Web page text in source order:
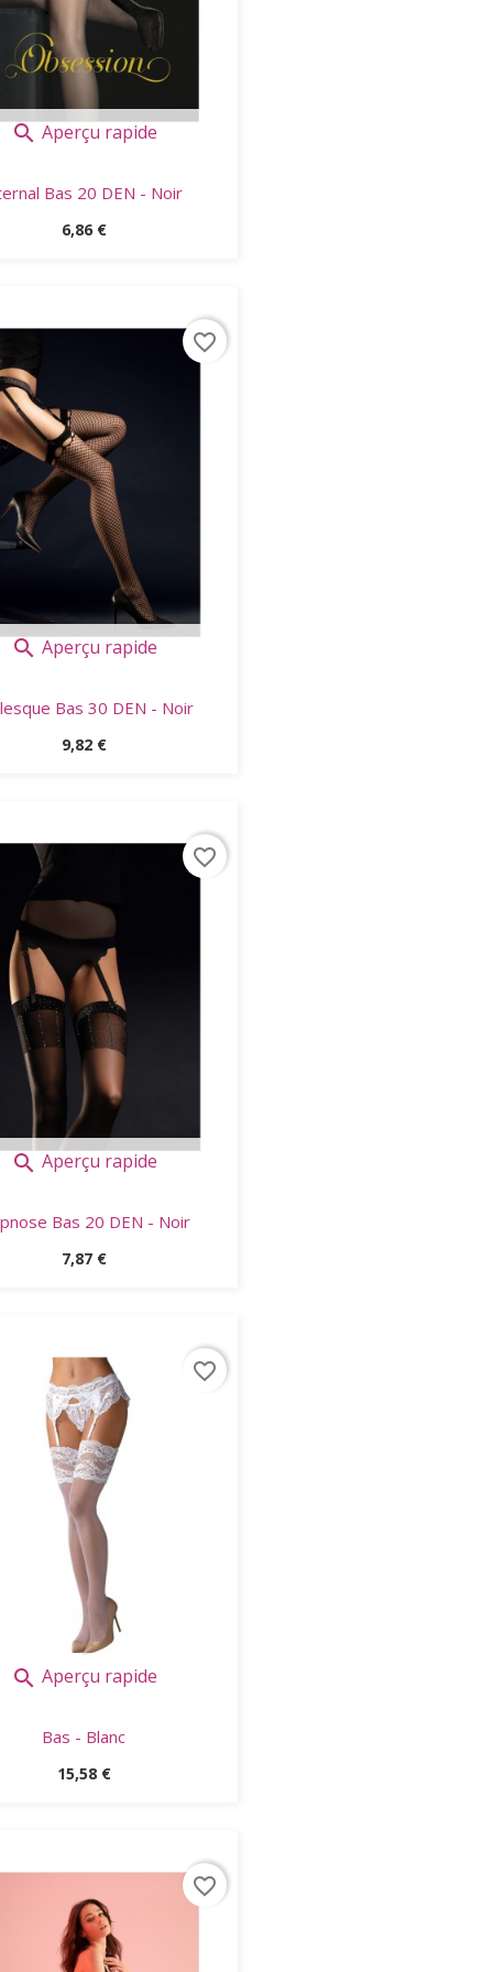
 Aperçu rapide
Bas 20 DEN - Noir
Prix
6,86 €
 Aperçu rapide
Bas 30 DEN - Noir
Prix
9,82 €
favorite_border
 Aperçu rapide
Bas 20 DEN - Noir
Prix
7,87 €
favorite_border
 Aperçu rapide
Bas - Blanc
Prix
15,58 €
favorite_border
favorite_border